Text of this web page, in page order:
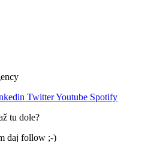
TwitterYoutube Spotify
tu dole?
daj follow ;-)